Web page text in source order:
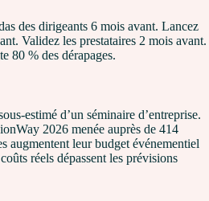
des dirigeants 6 mois avant. Lancez
Validez les prestataires 2 mois avant.
80 % des dérapages.
estimé d’un séminaire d’entreprise.
2026 menée auprès de 414
augmentent leur budget événementiel
réels dépassent les prévisions